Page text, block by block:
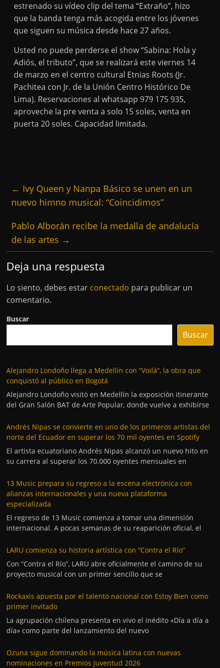
estrenado su vídeo clip del tema “Extraño”, hizo
que la banda tenga más acogida entre los jóvenes
que siguen su música desde hace 27 años.
Usted no puede perderse el show “Sabina: Hola y
Adiós, el tributo”, que se realizará este viernes 14
de marzo en el centro cultural Etnias Roots (Jr.
Pachitea con Jr. de la Unión Centro Histórico De
Lima). Reservaciones al whatsapp 979 175 935,
aproveche la pre venta a solo 15 soles, venta en
puerta 20 soles. Capacidad limitada.
← Ivy Queen y Nanpa Básico se unen en un
nuevo himno musical: “Coincidimos”
Pablo Alborán recibe la medalla de andalucía
de las artes →
Deja una respuesta
Lo siento, debes estar conectado para publicar un
comentario.
Buscar
Buscar
Alejandro Londoño llega a Medellín con “Voilà”, la obra que
conquistó al público en Bogotá
Alejandro Londoño visitó en Medellín la exposición itinerante
del Gran Salón BAT de Arte Popular, donde vuelve a exhibirse
Andrés Nipas se convierte en uno de los primeros artistas del
norte del Ecuador en superar los 70 mil oyentes en Spotify
El artista ecuatoriano Andrés Nipas alcanzó un nuevo hito en
su carrera al superar los 70.000 oyentes mensuales en
13 Music prepara su regreso a la escena electrónica con
alianzas internacionales y una nueva plataforma
especializada
El regreso de 13 Music comienza a tomar una dimensión
internacional. A pocas semanas de su reaparición oficial, el
LARU comienza su historia artística con “Contra el Río”
Con “Contra el Río”, LARU abre oficialmente el camino de su
proyecto musical con un primer sencillo que se
Rockaxis apuesta por el talento nacional con Estoy Bien como
primer invitado
La agrupación chilena presenta en vivo el inédito «Día a día a
día» como parte del lanzamiento del nuevo
Ozuna sigue dominando la música latina con nuevas
nominaciones en Premios Juventud 2026